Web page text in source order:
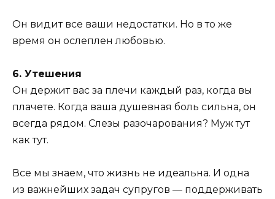
Он видит все ваши недостатки. Но в то же
время он ослеплен любовью.
6. Утешения
Он держит вас за плечи каждый раз, когда вы
плачете. Когда ваша душевная боль сильна, он
всегда рядом. Слезы разочарования? Муж тут
как тут.
Все мы знаем, что жизнь не идеальна. И одна
из важнейших задач супругов — поддерживать